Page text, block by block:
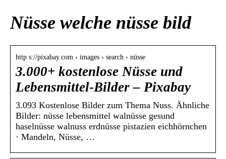
Nüsse welche nüsse bild
http s://pixabay.com › images › search › nüsse
3.000+ kostenlose Nüsse und
Lebensmittel-Bilder – Pixabay
3.093 Kostenlose Bilder zum Thema Nuss. Ähnliche
Bilder: nüsse lebensmittel walnüsse gesund
haselnüsse walnuss erdnüsse pistazien eichhörnchen
· Mandeln, Nüsse, …